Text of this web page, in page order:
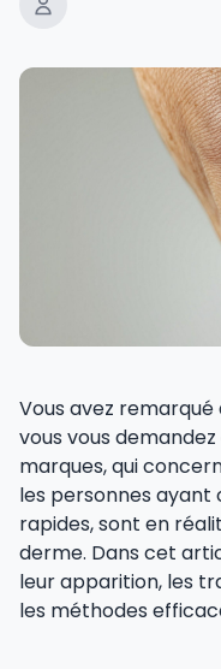
Vous avez
vous vous
marques, qui
les personnes ayant
rapides, sont en
derme. Dans cet
leur apparition, les
les méthodes